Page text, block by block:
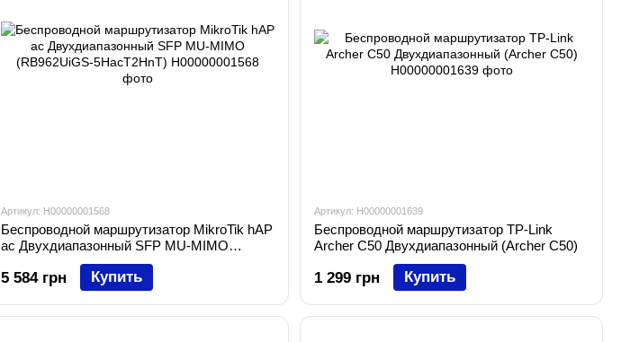
Артикул: H00000001568
Беспроводной маршрутизатор MikroTik hAP
ac Двухдиапазонный SFP MU-MIMO
(RB962UiGS-5HacT2HnT)
5 584 грн Купить
Артикул: H00000001639
Беспроводной маршрутизатор TP-Link
Archer C50 Двухдиапазонный (Archer C50)
1 299 грн Купить